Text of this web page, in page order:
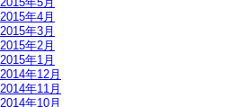
2015年4月
2015年3月
2015年2月
2015年1月
2014年12月
2014年11月
2014年10月